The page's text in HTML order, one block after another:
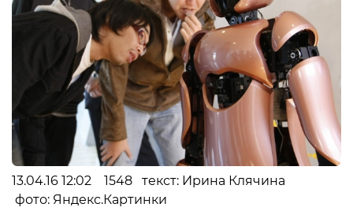
13.04.16 12:02 1548 текст: Ирина Клячина
фото: Яндекс.Картинки